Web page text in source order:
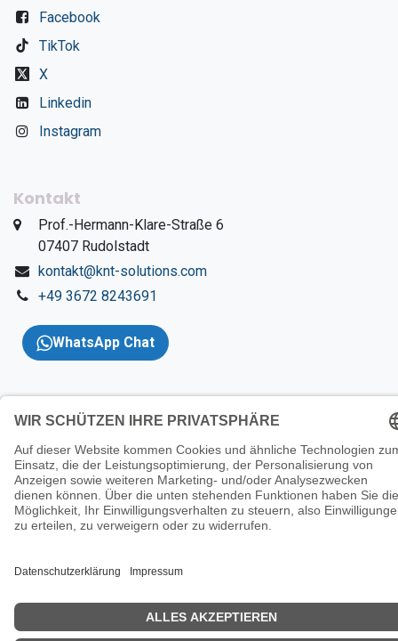
Facebook
TikTok
X
Linkedin
Instagram
Kontakt
​Prof.-Hermann-Klare-Straße 6
​07407 Rudolstadt
kontakt@knt-solutions.com
+49 3672 8243691
WhatsApp Chat
Copyright 2026 © KNT
Solutions |Impressum|AGBs|Datenschutzerklärung |